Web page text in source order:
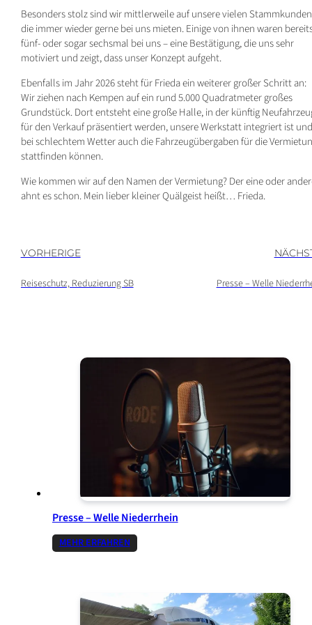
Besonders stolz sind wir mittlerweile auf unsere vielen
die immer wieder gerne bei uns mieten. Einige von ihnen waren
fünf- oder sogar sechsmal bei uns – eine Bestätigung, die uns sehr
motiviert und zeigt, dass unser Konzept aufgeht.
Ebenfalls im Jahr 2026 steht für Frieda ein weiterer großer Schritt an:
Wir ziehen nach Kempen auf ein rund 5.000 Quadratmeter großes
Grundstück. Dort entsteht eine große Halle, in der künftig
für den Verkauf präsentiert werden, unsere Werkstatt integriert ist und
bei schlechtem Wetter auch die Fahrzeugübergaben für die
stattfinden können.
Wie kommen wir auf den Namen der Vermietung? Der eine oder
ahnt es schon. Mein lieber kleiner Quälgeist heißt… Frieda.
VORHERIGE
Reiseschutz, Reduzierung SB Presse – Welle
Presse – Welle Niederrhein
MEHR ERFAHREN